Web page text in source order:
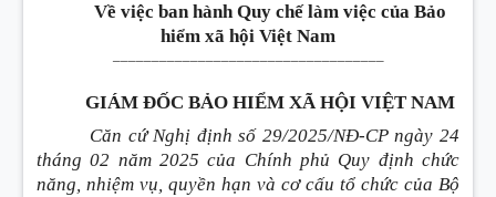
Về việc ban hànhQuy chế làm việc của Bảo
hiểm xã hội Việt Nam
GIÁM ĐỐC BẢO HIỂM XÃ HỘI VIỆT NAM
Căn cứ Nghị định số 29/2025/NĐ-CP ngày 24
tháng 02 năm 2025 của Chính phủ Quy định chức
năng, nhiệm vụ, quyền hạn và cơ cấu tổ chức của Bộ